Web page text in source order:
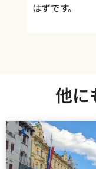
はずです。
他に